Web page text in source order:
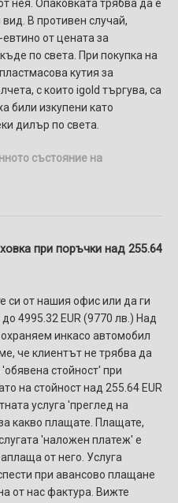
нея. Опаковката трябва да е
В противен случай,
от цената за
по света. При покупка на
кутия за
с които igold търгува, са
били изкупени като
дилър по света.
състояние на
при поръчки над 255.64
си от нашия офис или да ги
4995.32 EUR (9770 лв.) Над
инкасо автомобил
че клиентът не трябва да
стойност' при
на стойност над 255.64 EUR
услуга 'преглед на
какво плащате. Плащате,
'наложен платеж' e
от него. Услуга
при авансово плащане
от нас фактура. Вижте